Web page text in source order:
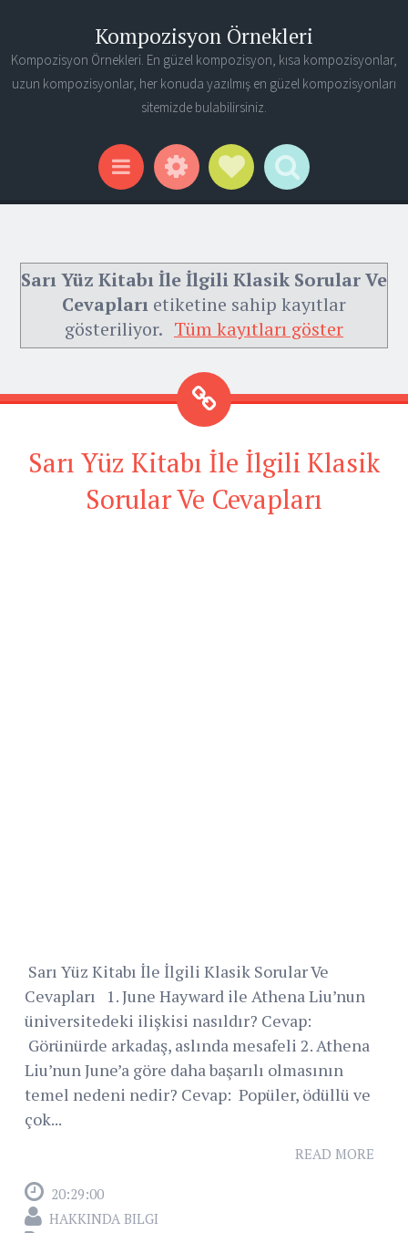
Kompozisyon Örnekleri
Kompozisyon Örnekleri. En güzel kompozisyon, kısa kompozisyonlar,
uzun kompozisyonlar, her konuda yazılmış en güzel kompozisyonları
sitemizde bulabilirsiniz.
Menu WidgetsSocial Links
Search
Sarı Yüz Kitabı İle İlgili Klasik Sorular Ve
Cevapları etiketine sahip kayıtlar
gösteriliyor. Tüm kayıtları göster
Sarı Yüz Kitabı İle İlgili Klasik
Sorular Ve Cevapları
Sarı Yüz Kitabı İle İlgili Klasik Sorular Ve
Cevapları 1. June Hayward ile Athena Liu’nun
üniversitedeki ilişkisi nasıldır? Cevap:
Görünürde arkadaş, aslında mesafeli 2. Athena
Liu’nun June’a göre daha başarılı olmasının
temel nedeni nedir? Cevap: Popüler, ödüllü ve
çok...
READ MORE
20:29:00
HAKKINDA BILGI